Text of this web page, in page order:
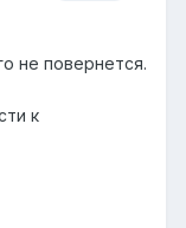
не повернется.
к